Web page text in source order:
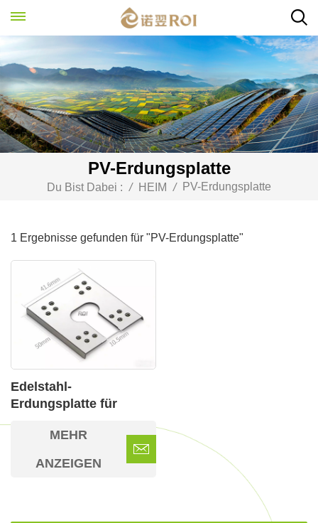
PV-Erdungsplatte
Du Bist Dabei : / HEIM / PV-Erdungsplatte
1 Ergebnisse gefunden für "PV-Erdungsplatte"
Edelstahl-
Erdungsplatte für
MEHR
ANZEIGEN